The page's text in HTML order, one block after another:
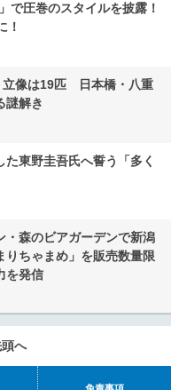
で圧巻のスタイルを披露！
！
立像は19匹 日本橋・八重
謎解き
東野圭吾氏へ誓う「多く
・森のビアガーデンで新潟
りちゃまめ」を販売数量限
を発信
へ